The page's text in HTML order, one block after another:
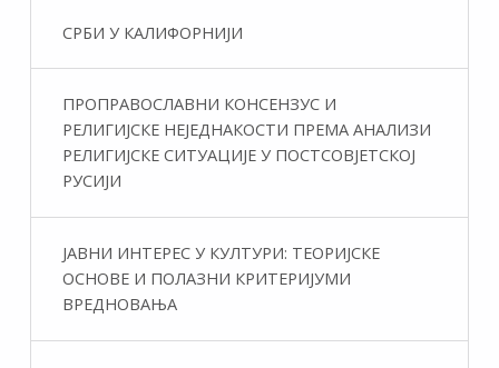
СРБИ У КАЛИФОРНИЈИ
ПРОПРАВОСЛАВНИ КОНСЕНЗУС И
РЕЛИГИЈСКЕ НЕЈЕДНАКОСТИ ПРЕМА АНАЛИЗИ
РЕЛИГИЈСКЕ СИТУАЦИЈЕ У ПОСТСОВЈЕТСКОЈ
РУСИЈИ
ЈАВНИ ИНТЕРЕС У КУЛТУРИ: ТЕОРИЈСКЕ
ОСНОВЕ И ПОЛАЗНИ КРИТЕРИЈУМИ
ВРЕДНОВАЊА